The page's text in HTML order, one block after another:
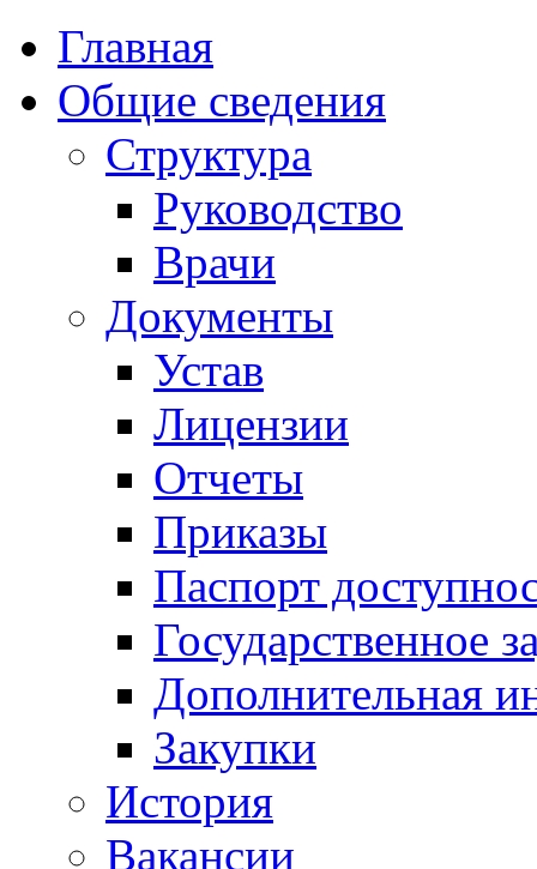
Главная
Общие сведения
Структура
Руководство
Врачи
Документы
Устав
Лицензии
Отчеты
Приказы
Паспорт
Государственное
Дополнительная
Закупки
История
Вакансии